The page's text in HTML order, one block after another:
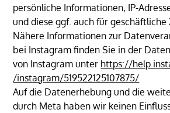
persönliche Informationen, IP-
und diese ggf. auch für geschäftliche
Nähere Informationen zur
bei Instagram finden Sie in der
von Instagram unter https://
/instagram/519522125107875/
Auf die Datenerhebung und die
durch Meta haben wir keinen